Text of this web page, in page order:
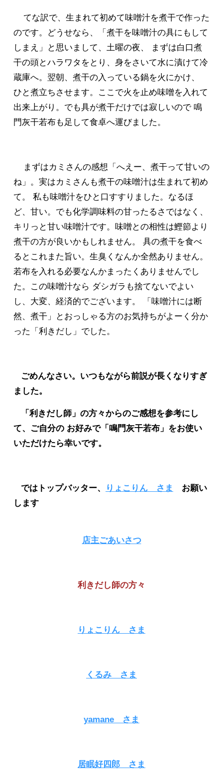
てな訳で、生まれて初めて味噌汁を煮干で作った
のです。どうせなら、「煮干を味噌汁の具にもして
しまえ」と思いまして、土曜の夜、 まずは白口煮
干の頭とハラワタをとり、身をさいて水に漬けて冷
蔵庫へ。翌朝、煮干の入っている鍋を火にかけ、
ひと煮立ちさせます。ここで火を止め味噌を入れて
出来上がり。でも具が煮干だけでは寂しいので 鳴
門灰干若布も足して食卓へ運びました。
まずはカミさんの感想「へえー、煮干って甘いの
ね」。実はカミさんも煮干の味噌汁は生まれて初め
て。 私も味噌汁をひと口すすりました。なるほ
ど、甘い。でも化学調味料の甘ったるさではなく、
キリっと甘い味噌汁です。味噌との相性は鰹節より
煮干の方が良いかもしれません。 具の煮干を食べ
るとこれまた旨い。生臭くなんか全然ありません。
若布を入れる必要なんかまったくありませんでし
た。この味噌汁なら ダシガラも捨てないでよい
し、大変、経済的でございます。 「味噌汁には断
然、煮干」とおっしゃる方のお気持ちがよーく分か
った「利きだし」でした。
ごめんなさい。いつもながら前説が長くなりすぎ
ました。
「利きだし師」の方々からのご感想を参考にし
て、ご自分の お好みで「鳴門灰干若布」をお使い
いただけたら幸いです。
ではトップバッター、 りょこりん さま
お願い
します
店主ごあいさつ
利きだし師の方々
りょこりん さま
くるみ さま
yamane さま
居眠好四郎 さま